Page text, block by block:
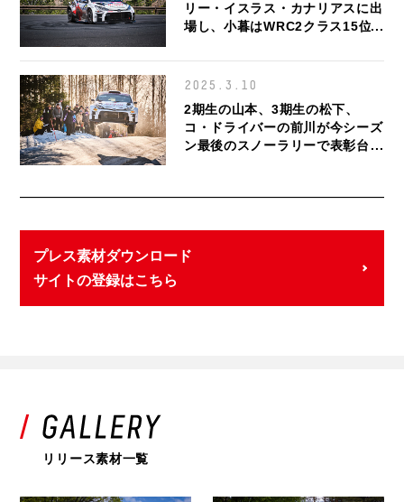
リー・イスラス・カナリアスに出
場し、小暮はWRC2クラス15位
4、5位で完走
2025.3.10
2期生の山本、3期生の松下、
コ・ドライバーの前川が今シーズ
ン最後のスノーラリーで表彰台を
プレス素材ダウンロード
サイトの登録はこちら
リリース素材一覧